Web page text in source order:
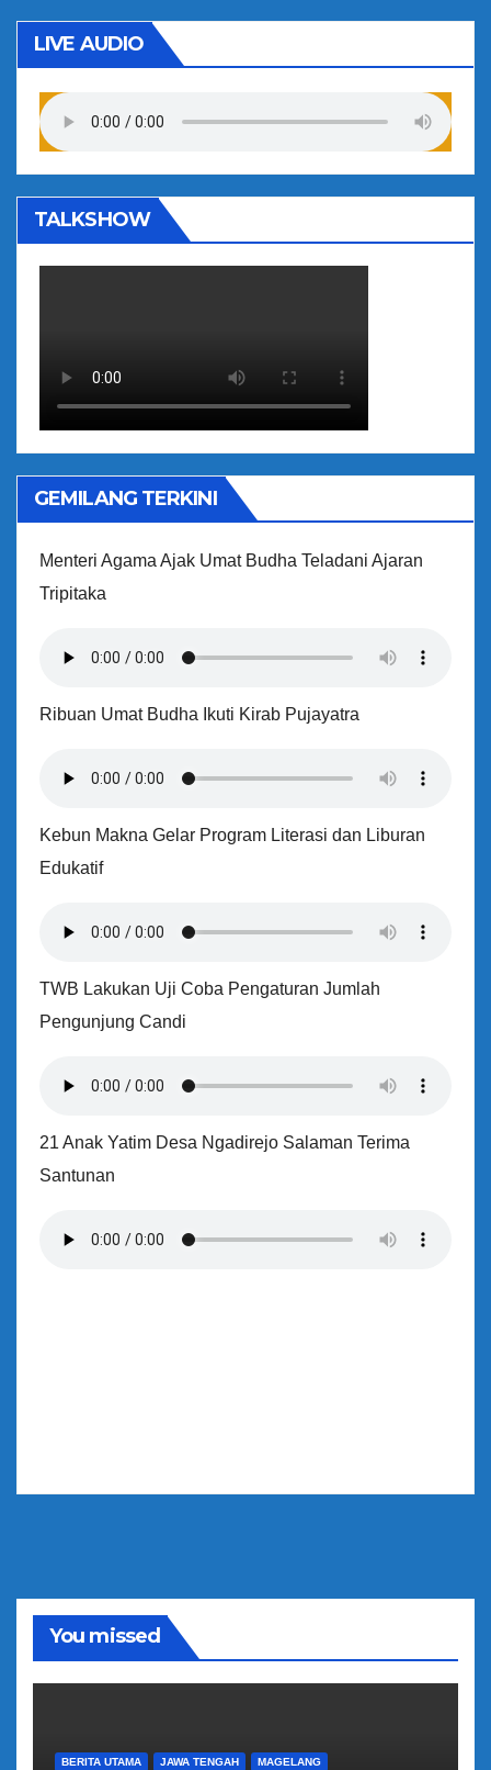
LIVE AUDIO
TALKSHOW
GEMILANG TERKINI
Menteri Agama Ajak Umat Budha Teladani Ajaran
Tripitaka
Ribuan Umat Budha Ikuti Kirab Pujayatra
Kebun Makna Gelar Program Literasi dan Liburan
Edukatif
TWB Lakukan Uji Coba Pengaturan Jumlah
Pengunjung Candi
21 Anak Yatim Desa Ngadirejo Salaman Terima
Santunan
You missed
BERITA UTAMA JAWA TENGAH MAGELANG